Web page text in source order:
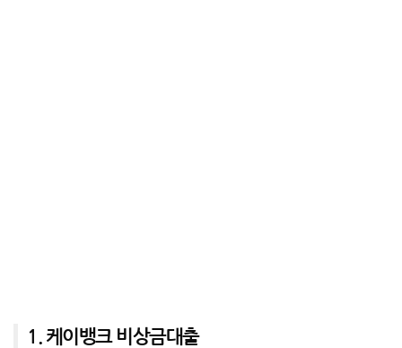
1. 케이뱅크 비상금대출